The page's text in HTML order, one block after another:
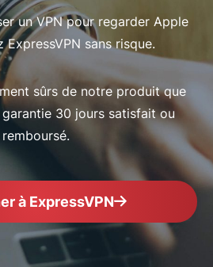
un VPN pour regarder Apple
ExpressVPN sans risque.
sûrs de notre produit que
30 jours satisfait ou
remboursé.
à ExpressVPN